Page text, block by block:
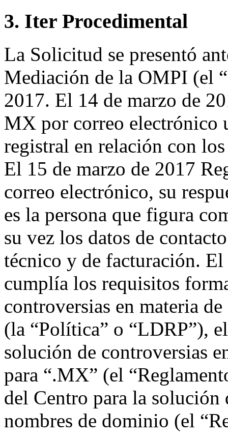
3. Iter Procedimental
La Solicitud se presentó
Mediación de la OMPI (el
2017. El 14 de marzo de
MX por correo electrónico
registral en relación con
El 15 de marzo de 2017
correo electrónico, su
es la persona que figura
su vez los datos de
técnico y de facturación.
cumplía los requisitos
controversias en materia
(la “Política” o “LDRP”),
solución de controversias
para “.MX” (el
del Centro para la solución
nombres de dominio (el